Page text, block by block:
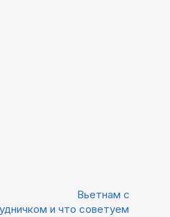
Вьетнам с
и что советуем